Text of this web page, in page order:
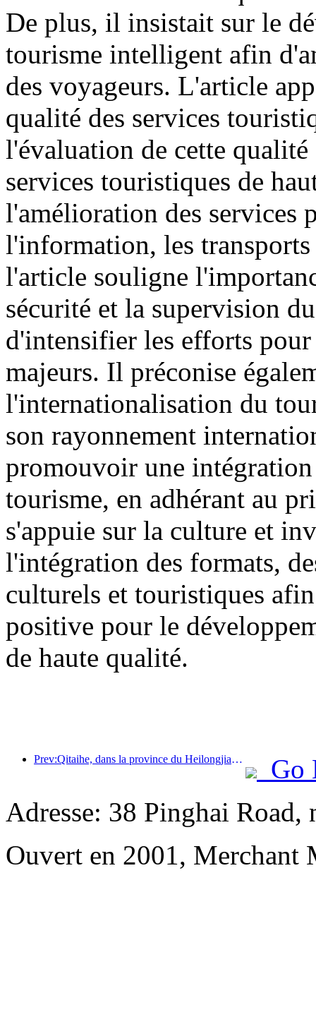
De plus, il insistait sur le
tourisme intelligent afin
des voyageurs. L'article
qualité des services
l'évaluation de cette qualité
services touristiques de
l'amélioration des services
l'information, les
l'article souligne
sécurité et la supervision
d'intensifier les efforts
majeurs. Il préconise
l'internationalisation du
son rayonnement
promouvoir une
tourisme, en adhérant au
s'appuie sur la culture et
l'intégration des formats,
culturels et touristiques
positive pour le
de haute qualité.
Prev:Qitaihe, dans la province du Heilongjiang, a promulgué la première réglementation nationale sur l'industrie de la glace et de la neige, encourageant l'intégration de l'IA et des sports de glace et de neige.
Go
Adresse: 38 Pinghai Road,
Ouvert en 2001, Merchant